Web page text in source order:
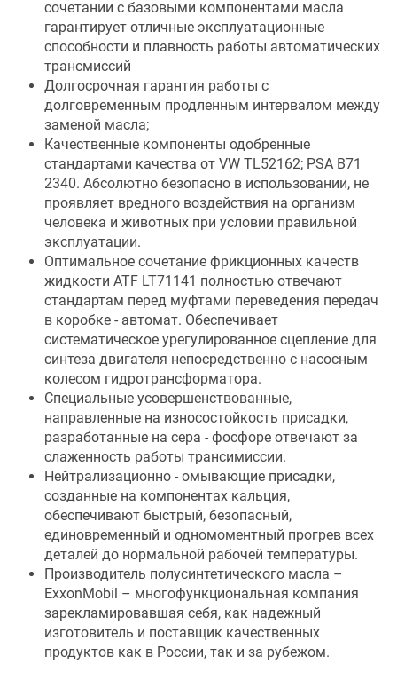
сочетании с базовыми компонентами масла
гарантирует отличные эксплуатационные
способности и плавность работы автоматических
трансмиссий
Долгосрочная гарантия работы с
долговременным продленным интервалом между
заменой масла;
Качественные компоненты одобренные
стандартами качества от VW TL52162; PSA B71
2340. Абсолютно безопасно в использовании, не
проявляет вредного воздействия на организм
человека и животных при условии правильной
эксплуатации.
Оптимальное сочетание фрикционных качеств
жидкости ATF LT71141 полностью отвечают
стандартам перед муфтами переведения передач
в коробке - автомат. Обеспечивает
систематическое урегулированное сцепление для
синтеза двигателя непосредственно с насосным
колесом гидротрансформатора.
Специальные усовершенствованные,
направленные на износостойкость присадки,
разработанные на сера - фосфоре отвечают за
слаженность работы трансимиссии.
Нейтрализационно - омывающие присадки,
созданные на компонентах кальция,
обеспечивают быстрый, безопасный,
единовременный и одномоментный прогрев всех
деталей до нормальной рабочей температуры.
Производитель полусинтетического масла –
ExxonMobil – многофункциональная компания
зарекламировавшая себя, как надежный
изготовитель и поставщик качественных
продуктов как в России, так и за рубежом.